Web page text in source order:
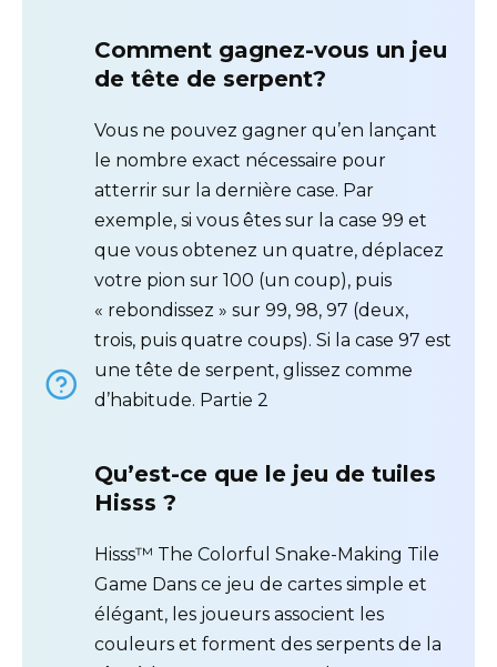
Comment gagnez-vous un jeu
de tête de serpent?
Vous ne pouvez gagner qu’en lançant
le nombre exact nécessaire pour
atterrir sur la dernière case. Par
exemple, si vous êtes sur la case 99 et
que vous obtenez un quatre, déplacez
votre pion sur 100 (un coup), puis
« rebondissez » sur 99, 98, 97 (deux,
trois, puis quatre coups). Si la case 97 est
une tête de serpent, glissez comme
d’habitude. Partie 2
Qu’est-ce que le jeu de tuiles
Hisss ?
Hisss™ The Colorful Snake-Making Tile
Game Dans ce jeu de cartes simple et
élégant, les joueurs associent les
couleurs et forment des serpents de la